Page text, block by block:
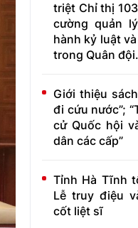
triệt Chỉ thị
cường quản
hành kỷ luật
trong Quân đội.
Giới thiệu
đi cứu nước”;
cử Quốc hội
dân các cấp”
Tỉnh Hà Tĩnh
Lễ truy điệu
cốt liệt sĩ